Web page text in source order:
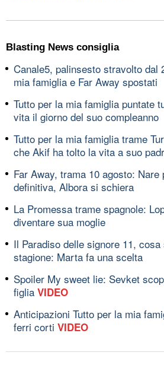
Blasting News consiglia
Canale5, palinsesto stravolto dal
mia famiglia e Far Away spostati
Tutto per la mia famiglia puntate
vita il giorno del suo compleanno
Tutto per la mia famiglia trame
che Akif ha tolto la vita a suo
Far Away, trama 10 agosto:
definitiva, Albora si schiera
La Promessa trame spagnole:
diventare sua moglie
Il Paradiso delle signore 11,
stagione: Marta fa una scelta
Spoiler My sweet lie: Sevket
figlia VIDEO
Anticipazioni Tutto per la mia
ferri corti VIDEO